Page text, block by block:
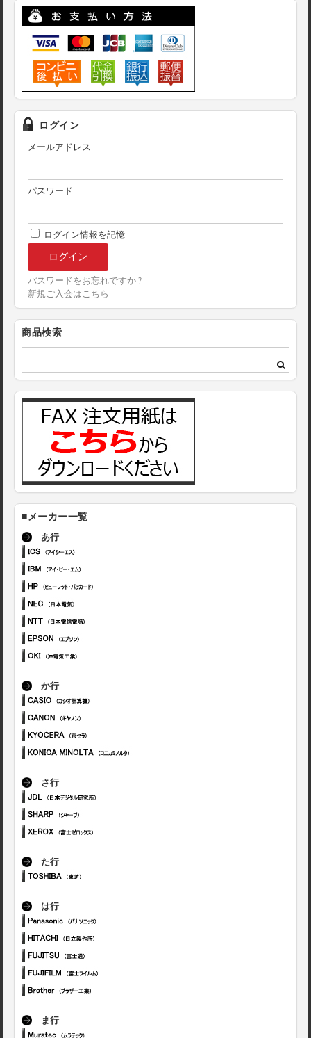
ログイン
メールアドレス
パスワード
ログイン情報を記憶
パスワードをお忘れですか ?
新規ご入会はこちら
商品検索
■メーカー一覧
あ行
か行
さ行
た行
は行
ま行